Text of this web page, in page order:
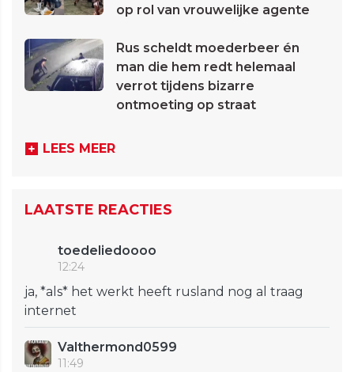
op rol van vrouwelijke agente
Rus scheldt moederbeer én
man die hem redt helemaal
verrot tijdens bizarre
ontmoeting op straat
LEES MEER
LAATSTE REACTIES
toedeliedoooo
12:24
ja, *als* het werkt heeft rusland nog al traag
internet
Valthermond0599
11:49